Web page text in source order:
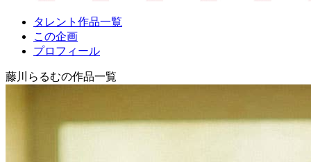
タレント作品一覧
この企画
プロフィール
藤川らるむの作品一覧